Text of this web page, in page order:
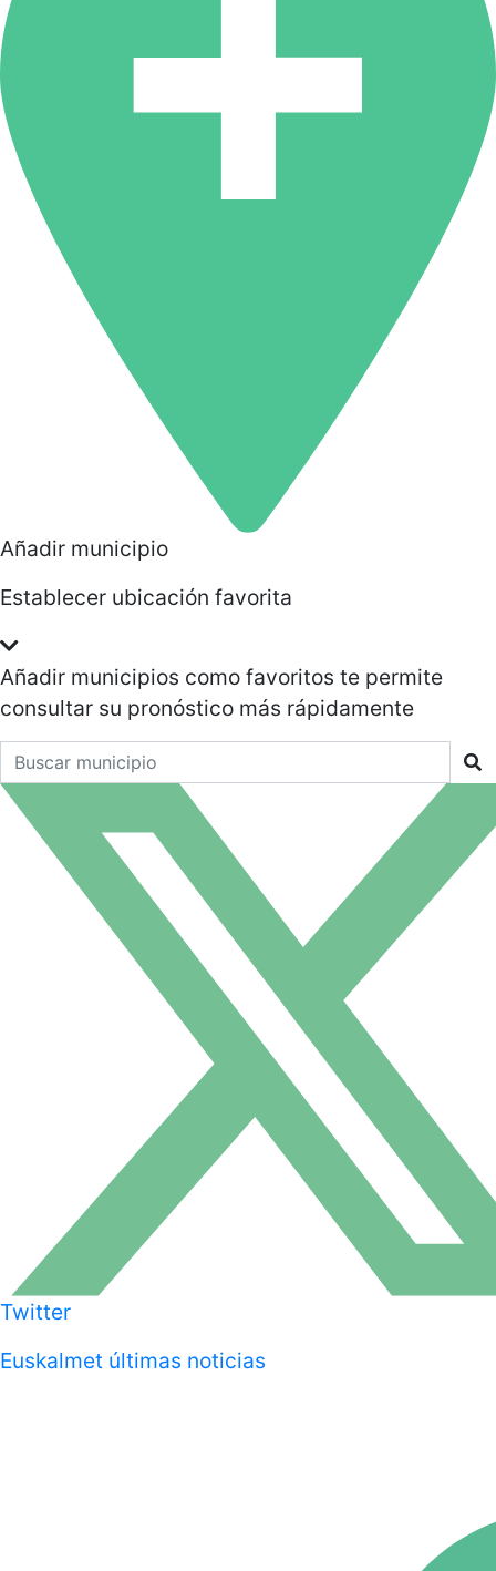
Añadir municipio
Establecer ubicación favorita
Añadir municipios como favoritos te permite
consultar su pronóstico más rápidamente
Buscar un municipio
Twitter
Euskalmet últimas noticias